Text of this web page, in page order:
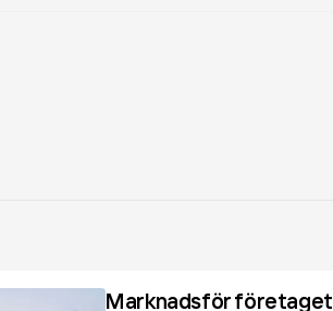
Marknadsför företaget